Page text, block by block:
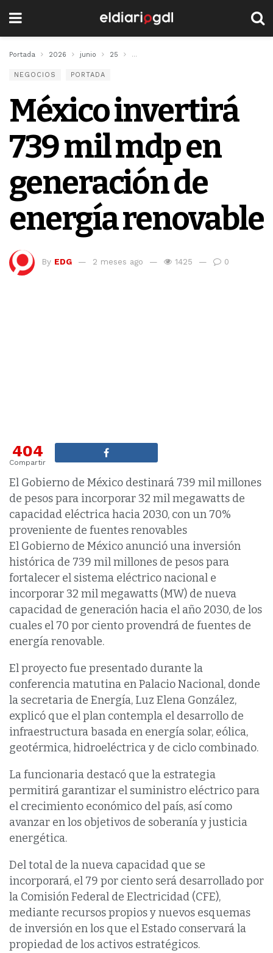
Portada 2026 junio 25 México invertirá 739 mil mdp en
NEGOCIOS PORTADA
México invertirá
739 mil mdp en
generación de
energía renovable
By EDG 2 meses ago 1425 0
404
Compartir
El Gobierno de México destinará 739 mil millones
de pesos para incorporar 32 mil megawatts de
capacidad eléctrica hacia 2030, con un 70%
proveniente de fuentes renovables
El Gobierno de México anunció una inversión
histórica de 739 mil millones de pesos para
fortalecer el sistema eléctrico nacional e
incorporar 32 mil megawatts (MW) de nueva
capacidad de generación hacia el año 2030, de los
cuales el 70 por ciento provendrá de fuentes de
energía renovable.
El proyecto fue presentado durante la
conferencia matutina en Palacio Nacional, donde
la secretaria de Energía, Luz Elena González,
explicó que el plan contempla el desarrollo de
infraestructura basada en energía solar, eólica,
geotérmica, hidroeléctrica y de ciclo combinado.
La funcionaria destacó que la estrategia
permitirá garantizar el suministro eléctrico para
el crecimiento económico del país, así como
avanzar en los objetivos de soberanía y justicia
energética.
Del total de la nueva capacidad que se
incorporará, el 79 por ciento será desarrollado por
la Comisión Federal de Electricidad (CFE),
mediante recursos propios y nuevos esquemas
de inversión en los que el Estado conservará la
propiedad de los activos estratégicos.